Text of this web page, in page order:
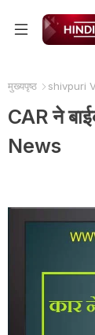
मुख्यपृष्ठ shivpuri
CAR ने
News